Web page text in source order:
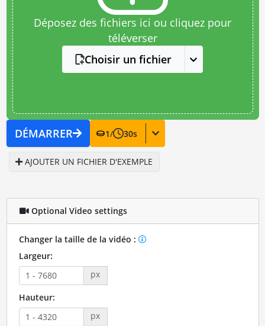
Déposez des fichiers ici ou cliquez pour
téléverser
Choisir un fichier
DÉMARRER 1/ 30s
AJOUTER UN FICHIER D'EXEMPLE
Optional Video settings
Changer la taille de la vidéo :
Largeur:
px
Hauteur:
px